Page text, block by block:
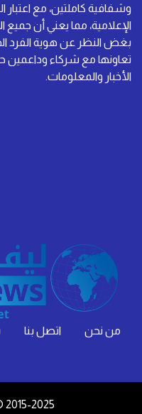
وشفافية كاملتين، مع اعتبار
الإعلامية، مما يعني أن جميع
بغض النظر عن هوية الفرد
تعاونها مع شركاء وداعمين
الأخبار والمعلومات.
من نحن اتصل بنا
2025